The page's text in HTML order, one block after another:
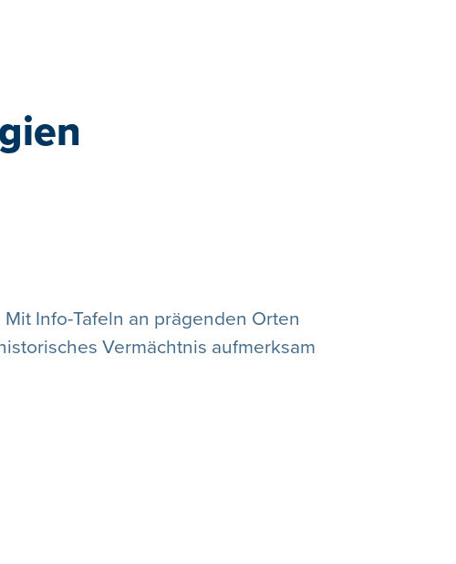
Info-Tafeln an prägenden Orten
Vermächtnis aufmerksam